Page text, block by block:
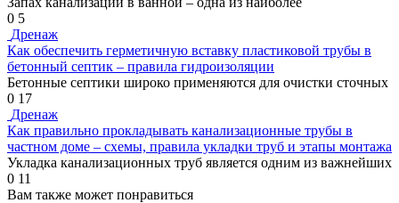
0 5
Дренаж
Как обеспечить герметичную вставку пластиковой трубы в
бетонный септик – правила гидроизоляции
Бетонные септики широко применяются для очистки сточных
0 17
Дренаж
Как правильно прокладывать канализационные трубы в
частном доме – схемы, правила укладки труб и этапы монтажа
Укладка канализационных труб является одним из важнейших
0 11
Вам также может понравиться